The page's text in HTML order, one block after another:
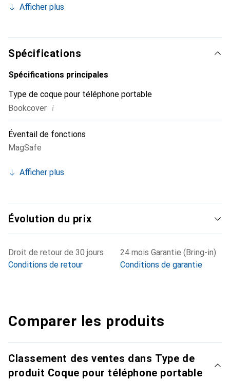
et indispensable de votre smartphone. Reconnaître
marque Noreve est un choix sûr pour une clientèle
exigeante.
Afficher plus
Spécifications
Spécifications principales
Type de coque pour téléphone portable
Bookcover i
Éventail de fonctions
MagSafe
Afficher plus
Évolution du prix
Droit de retour de 30 jours
Conditions de retour
24 mois Garantie (Bring-in)
Conditions de garantie
Comparer les produits
Classement des ventes dans Type de
produit Coque pour téléphone portable